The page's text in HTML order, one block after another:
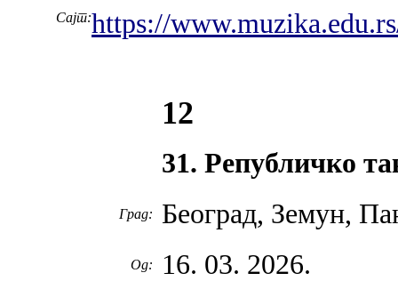
Сајт:https://
12
31. Републичко
Град: Београд, Земун,
Од: 16. 03. 2026.